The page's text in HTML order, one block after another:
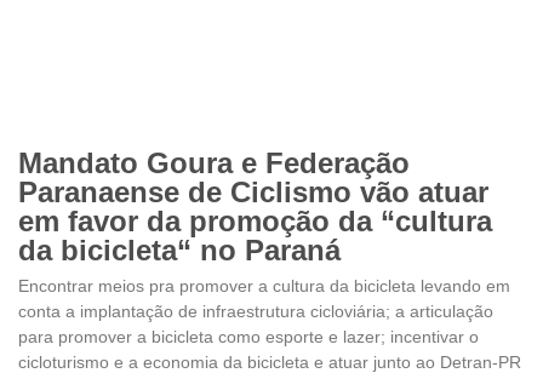
Mandato Goura e Federação
Paranaense de Ciclismo vão atuar
em favor da promoção da “cultura
da bicicleta“ no Paraná
Encontrar meios pra promover a cultura da bicicleta levando em
conta a implantação de infraestrutura cicloviária; a articulação
para promover a bicicleta como esporte e lazer; incentivar o
cicloturismo e a economia da bicicleta e atuar junto ao Detran-PR